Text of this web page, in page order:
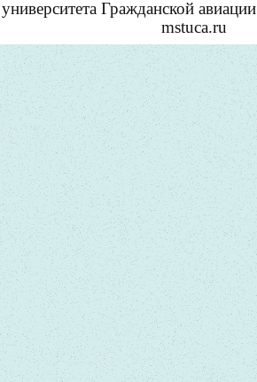
университета Гражданской авиации
mstuca.ru